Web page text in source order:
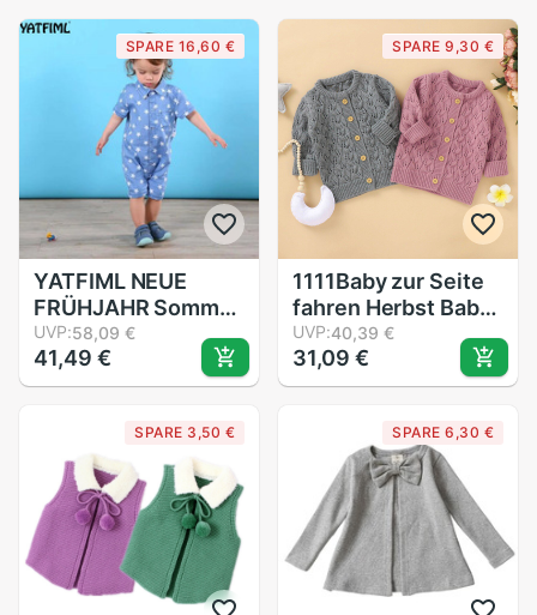
SPARE 16,60 €
YATFIML NEUE
FRÜHJAHR Sommer
kleidung Stern
drucken junge
mädchen Mantel
UVP:58,09 €
41,49 €
SPARE 9,30 €
1111Baby zur Seite
fahren Herbst Baby
Mädchen Junge
Hohl Strickjacke
lässig
Mantel Kleidung
UVP:40,39 €
31,09 €
SPARE 3,50 € SPARE 6,30 €